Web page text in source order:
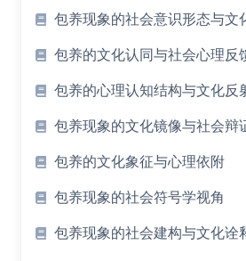
包养现象的社会意识形态与文
包养的文化认同与社会心理反
包养的心理认知结构与文化反
包养现象的文化镜像与社会辩
包养的文化象征与心理依附
包养现象的社会符号学视角
包养现象的社会建构与文化诠